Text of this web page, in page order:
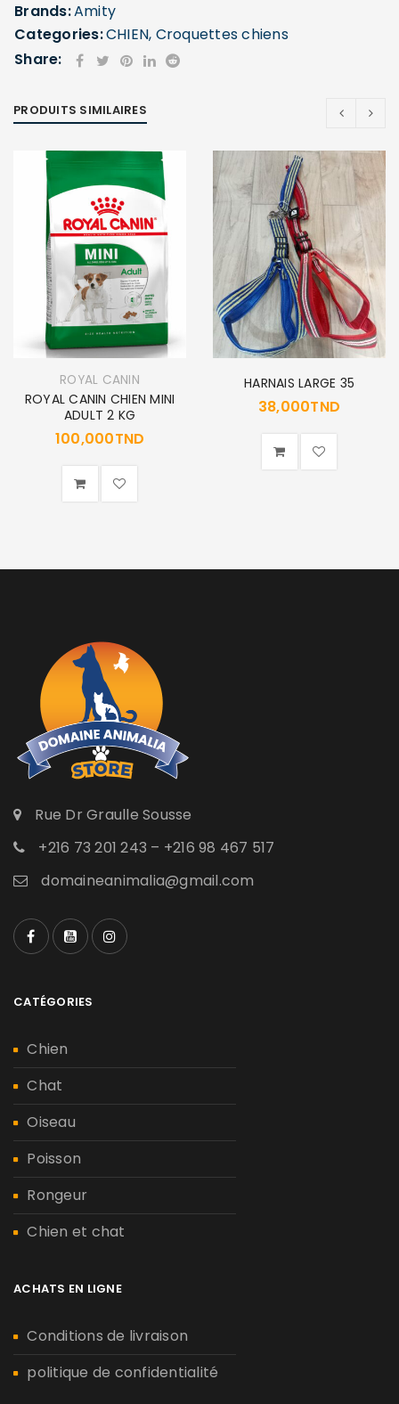
Brands:Amity
Categories:CHIEN, Croquettes chiens
Share:
PRODUITS SIMILAIRES
ROYAL CANIN
ROYAL CANIN CHIEN MINI
ADULT 2 KG
100,000TND
HARNAIS LARGE 35
38,000TND
Rue Dr Graulle Sousse
+216 73 201 243 – +216 98 467 517
domaineanimalia@gmail.com
CATÉGORIES
Chien
Chat
Oiseau
Poisson
Rongeur
Chien et chat
ACHATS EN LIGNE
Conditions de livraison
politique de confidentialité